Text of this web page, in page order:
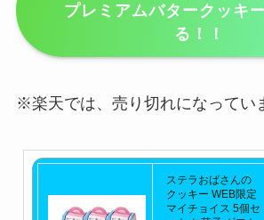
プレミアムバタークッキ
る！！
※楽天では、売り切れになってい
ステラおばさんの
クッキー WEB限定
マイチョイス 5個セ